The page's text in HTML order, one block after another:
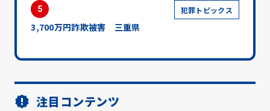
5 犯罪トピックス
3,700万円詐欺被害 三重県
注目コンテンツ